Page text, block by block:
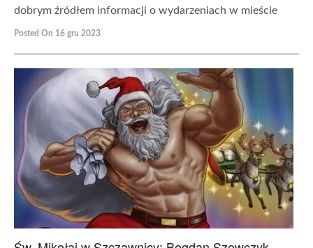
dobrym źródłem informacji o wydarzeniach w mieście
Posted On 16 gru 2023